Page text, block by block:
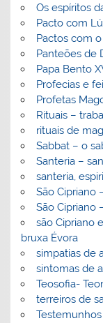
Os espíritos
Pacto com
Pactos com
Panteões de
Papa Bento
Profecias e
Profetas
Rituais –
rituais de
Sabbat – o
Santeria –
santeria,
São Cipriano
São Cipriano
são Cipriano
bruxa Évora
simpatias de
sintomas de
Teosofia-
terreiros de